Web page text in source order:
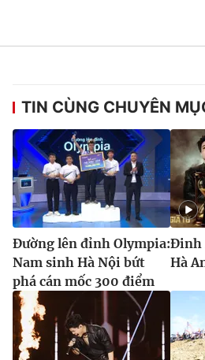
TIN CÙNG CHUYÊN
Đường lên đỉnh Olympia:
Nam sinh Hà Nội bứt
phá cán mốc 300 điểm
Đinh
Hà